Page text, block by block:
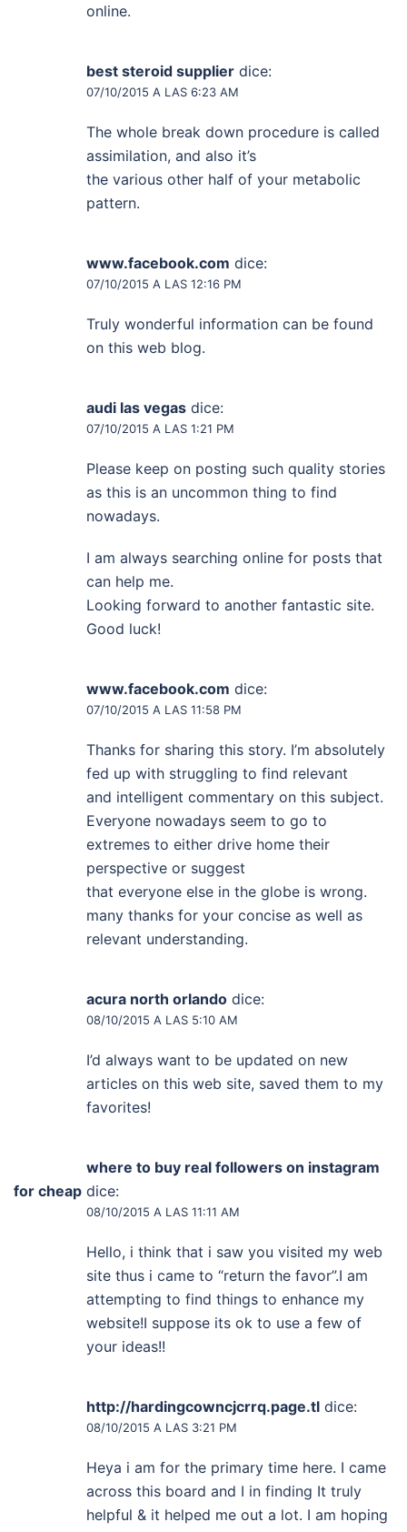
online.
best steroid supplier dice:
07/10/2015 A LAS 6:23 AM
The whole break down procedure is called
assimilation, and also it’s
the various other half of your metabolic
pattern.
www.facebook.com dice:
07/10/2015 A LAS 12:16 PM
Truly wonderful information can be found
on this web blog.
audi las vegas dice:
07/10/2015 A LAS 1:21 PM
Please keep on posting such quality stories
as this is an uncommon thing to find
nowadays.
I am always searching online for posts that
can help me.
Looking forward to another fantastic site.
Good luck!
www.facebook.com dice:
07/10/2015 A LAS 11:58 PM
Thanks for sharing this story. I’m absolutely
fed up with struggling to find relevant
and intelligent commentary on this subject.
Everyone nowadays seem to go to
extremes to either drive home their
perspective or suggest
that everyone else in the globe is wrong.
many thanks for your concise as well as
relevant understanding.
acura north orlando dice:
08/10/2015 A LAS 5:10 AM
I’d always want to be updated on new
articles on this web site, saved them to my
favorites!
where to buy real followers on instagram
for cheap dice:
08/10/2015 A LAS 11:11 AM
Hello, i think that i saw you visited my web
site thus i came to “return the favor”.I am
attempting to find things to enhance my
website!I suppose its ok to use a few of
your ideas!!
http://hardingcowncjcrrq.page.tl dice:
08/10/2015 A LAS 3:21 PM
Heya i am for the primary time here. I came
across this board and I in finding It truly
helpful & it helped me out a lot. I am hoping